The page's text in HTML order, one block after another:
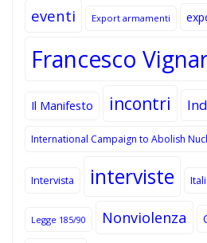
eventi Export armamenti
Francesco
Il Manifesto incontri
International Campaign to Abolish
Intervista interviste
Legge 185/90 Nonviolenza